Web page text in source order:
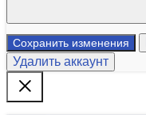
Сохранить изменения
Удалить аккаунт